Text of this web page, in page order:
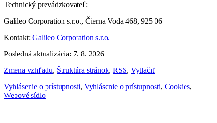
Technický prevádzkovateľ:
Galileo Corporation s.r.o., Čierna Voda 468, 925 06
Kontakt: Galileo Corporation s.r.o.
Posledná aktualizácia: 7. 8. 2026
Zmena vzhľadu, Štruktúra stránok, RSS, Vytlačiť
Vyhlásenie o prístupnosti, Vyhlásenie o prístupnosti, Cookies,
Webové sídlo